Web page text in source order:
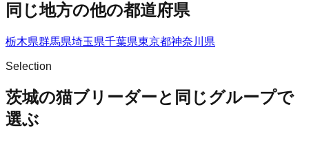
同じ地方の他の都道府県
栃木県群馬県埼玉県千葉県東京都神奈川県
Selection
茨城の猫ブリーダーと同じグループで
選ぶ